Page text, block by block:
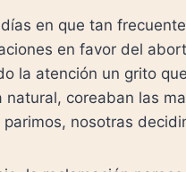
en que tan
en favor del
la atención un grito
natural, coreaban las
parimos, nosotras